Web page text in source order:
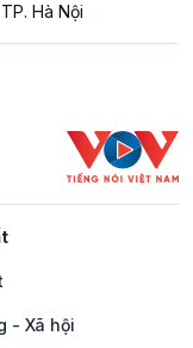
Hà Nội
- Xã hội